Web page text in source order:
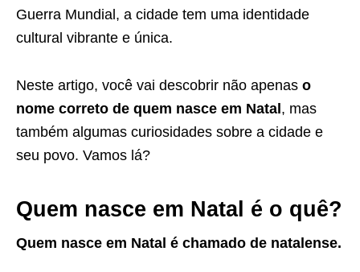
Guerra Mundial, a cidade tem uma identidade
cultural vibrante e única.
Neste artigo, você vai descobrir não apenas o
nome correto de quem nasce em Natal , mas
também algumas curiosidades sobre a cidade e
seu povo. Vamos lá?
Quem nasce em Natal é o quê?
Quem nasce em Natal é chamado de natalense.